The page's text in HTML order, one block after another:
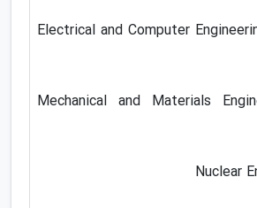
Electrical and Computer
Mechanical and Materials
Nuclear